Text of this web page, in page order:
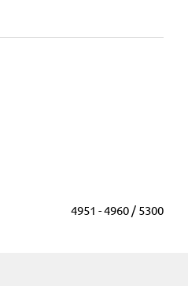
4951 - 4960 / 5300